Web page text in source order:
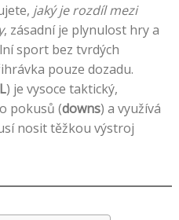
jaký je rozdíl mezi
, zásadní je plynulost hry a
sport bez tvrdých
pouze dozadu.
) je vysoce taktický,
pokusů (downs) a využívá
nosit těžkou výstroj